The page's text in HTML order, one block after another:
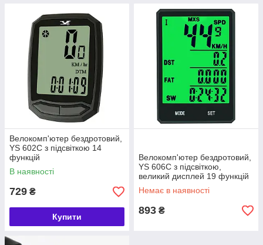
Велокомп'ютер бездротовий,
YS 602C з підсвіткою 14
функцій
В наявності
729 ₴
Купити
Велокомп'ютер бездротовий,
YS 606С з підсвіткою,
великий дисплей 19 функцій
Немає в наявності
893 ₴